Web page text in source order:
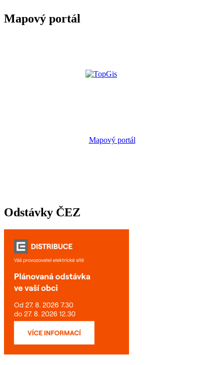
Mapový portál
Mapový portál
Odstávky ČEZ